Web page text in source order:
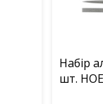
Набір